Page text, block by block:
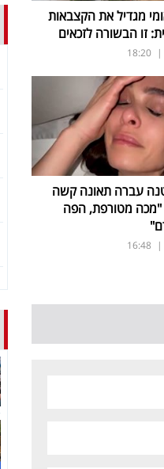
מגדיל את הקצבאות
זו הבשורה לזכאים
|
18:20
עברה תאונה קשה
מטורפת, הפה
|
16:48